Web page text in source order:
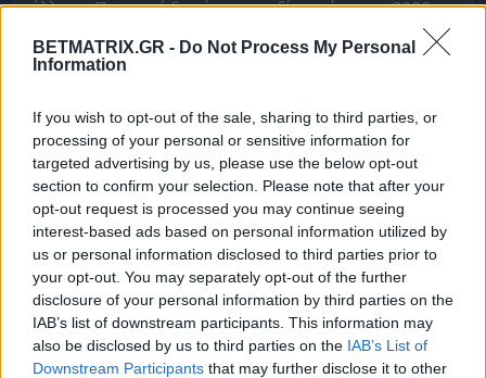
BETMATRIX.GR - Do Not Process My Personal
Information
If you wish to opt-out of the sale, sharing to third parties, or
processing of your personal or sensitive information for
targeted advertising by us, please use the below opt-out
section to confirm your selection. Please note that after your
opt-out request is processed you may continue seeing
interest-based ads based on personal information utilized by
us or personal information disclosed to third parties prior to
your opt-out. You may separately opt-out of the further
disclosure of your personal information by third parties on the
IAB’s list of downstream participants. This information may
also be disclosed by us to third parties on the IAB’s List of
Downstream Participants that may further disclose it to other
άλλη, οι Πατρινοί δεν έχουν κερδίσει μέσα στο 2026,
έχουν ρεκόρ 6-12 και σε καμία περίπτωση δεν έχουν
εξασφαλίσει την υπόθεση παραμονή. Νομίζουμε, πως
Ειδικά αν το κάνει αυτό η ομάδα του Ζιάγκου.
Προβάδισμα στην έδρα…
Για το συγκεκριμένο παιχνίδι, η επιλογή μας είναι απλή.
Καθόλου σύνθετη.
Νίκη της Μυκόνου Betsson με
τουλάχιστον 2 πόντους.Η ομάδα του Βαγγέλη
Ζιάγκου προέρχεται από κάκιστες εμφανίσεις και
βαριές ήττες. Ωστόσο δεν μπορούμε να παραβλέψουμε,
πως στο γήπεδο τους, είναι αρκετά πιο αποδοτικοί και